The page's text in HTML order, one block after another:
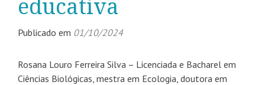
educativa
Publicado em 01/10/2024
Rosana Louro Ferreira Silva – Licenciada e Bacharel em
Ciências Biológicas, mestra em Ecologia, doutora em